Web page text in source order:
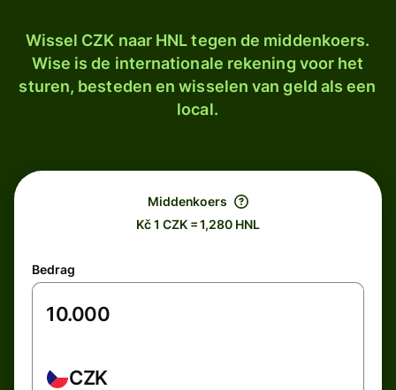
Wissel CZK naar HNL tegen de middenkoers.
Wise is de internationale rekening voor het
sturen, besteden en wisselen van geld als een
local.
Middenkoers
Kč 1 CZK = 1,280 HNL
Bedrag
CZK